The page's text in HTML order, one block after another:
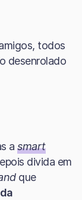
todos
desenrolado
asmart
divida em
que
da